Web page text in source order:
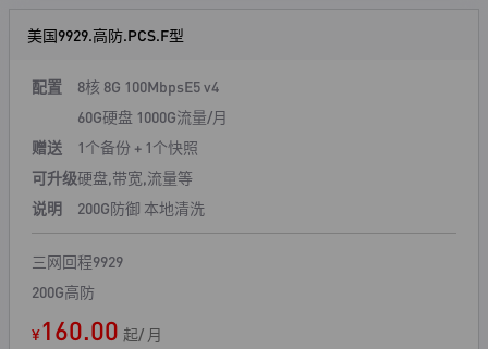
美国9929.高防.PCS.F型
配置 8核 8G 100MbpsE5 v4
60G硬盘 1000G流量/月
赠送
1个备份 + 1个快照
可升级硬盘,带宽,流量等
说明
200G防御 本地清洗
三网回程9929
200G高防
¥160.00 起/ 月